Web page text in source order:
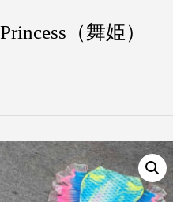
（舞姫）